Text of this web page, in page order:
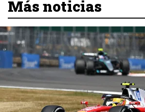
Más noticias